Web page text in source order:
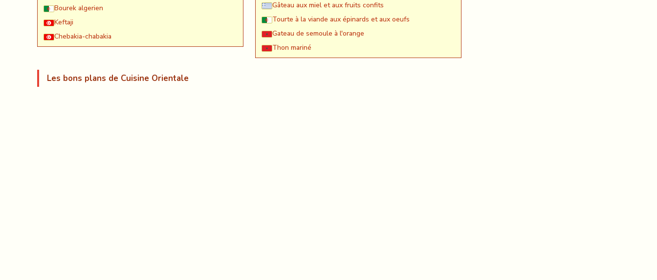
Bourek algerien
Keftaji
Chebakia-chabakia
Gâteau aux miel et aux fruits confits
Tourte à la viande aux épinards et aux oeufs
Gateau de semoule à l'orange
Thon mariné
Les bons plans de Cuisine Orientale